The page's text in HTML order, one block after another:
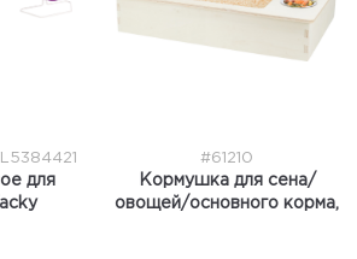
для
#61210
Кормушка для сена/
овощей/основного корма,